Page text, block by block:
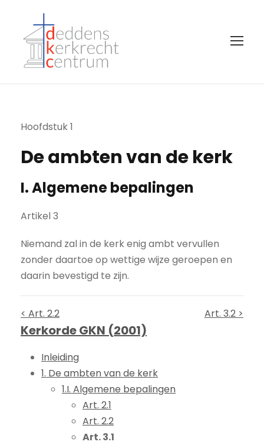
Hoofdstuk 1
De ambten van de kerk
I. Algemene bepalingen
Artikel 3
Niemand zal in de kerk enig ambt vervullen
zonder daartoe op wettige wijze geroepen en
daarin bevestigd te zijn.
< Art. 2.2 Art. 3.2 >
Kerkorde GKN (2001)
Inleiding
1. De ambten van de kerk
1.I. Algemene bepalingen
Art. 2.1
Art. 2.2
Art. 3.1